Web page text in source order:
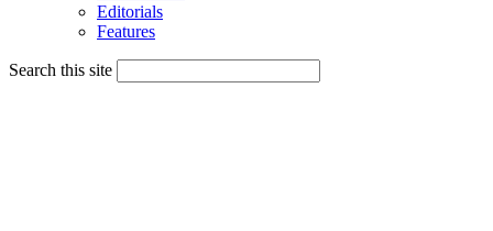
Editorials
Features
Search this site